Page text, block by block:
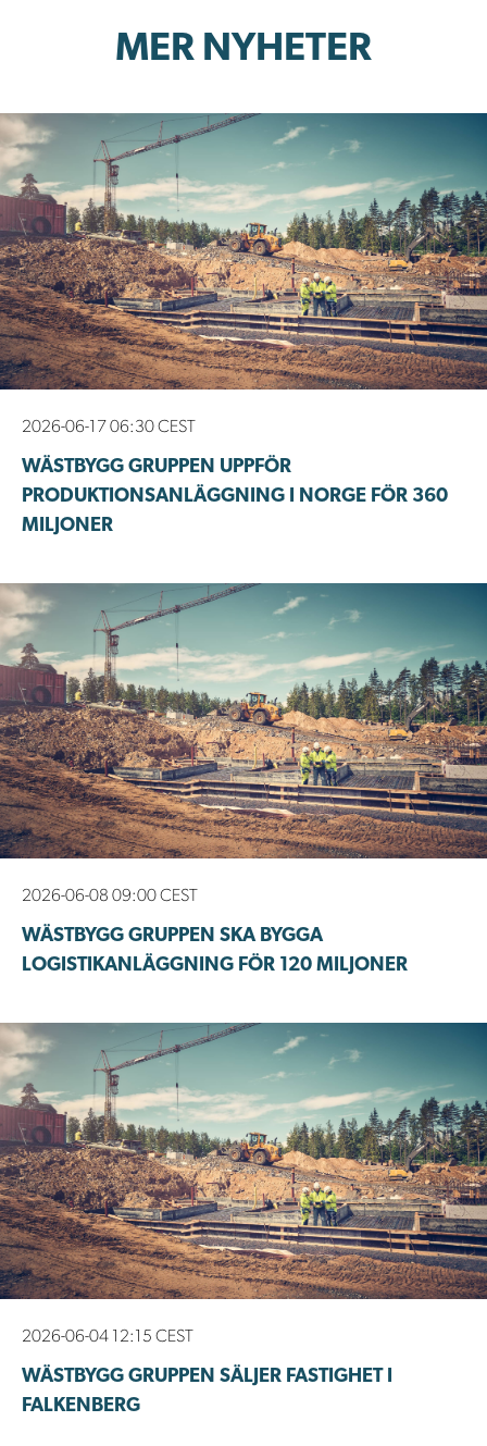
MER NYHETER
2026-06-17 06:30 CEST
WÄSTBYGG GRUPPEN UPPFÖR
PRODUKTIONSANLÄGGNING I NORGE FÖR 360
MILJONER
2026-06-08 09:00 CEST
WÄSTBYGG GRUPPEN SKA BYGGA
LOGISTIKANLÄGGNING FÖR 120 MILJONER
2026-06-04 12:15 CEST
WÄSTBYGG GRUPPEN SÄLJER FASTIGHET I
FALKENBERG